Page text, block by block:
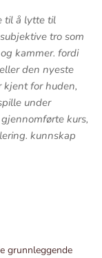
til å lytte til
tro som
kammer. fordi
den nyeste
kjent for huden,
under
kurs,
kunnskap
grunnleggende